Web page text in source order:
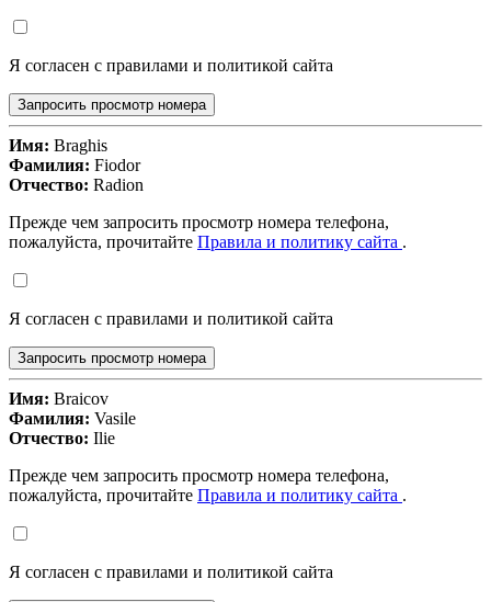
Я согласен с правилами и политикой сайта
Запросить просмотр номера
Имя: Braghis
Фамилия: Fiodor
Отчество: Radion
Прежде чем запросить просмотр номера телефона,
пожалуйста, прочитайте Правила и политику сайта .
Я согласен с правилами и политикой сайта
Запросить просмотр номера
Имя: Braicov
Фамилия: Vasile
Отчество: Ilie
Прежде чем запросить просмотр номера телефона,
пожалуйста, прочитайте Правила и политику сайта .
Я согласен с правилами и политикой сайта